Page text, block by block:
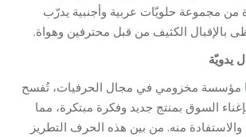
من مجموعة حلويّات عربية وأجنبية يدرّب
بالإقبال الكثيف من قبل محترفين وهواة.
يدويّة
مؤسسة مخزومي في مجال الحرفيات، تُفسح
السوق بمنتج جديد وفكرة مبتكرة، مما
منه. من بين هذه الحرف التطريز